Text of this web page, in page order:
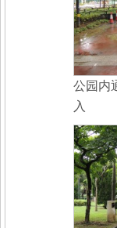
公园内
入